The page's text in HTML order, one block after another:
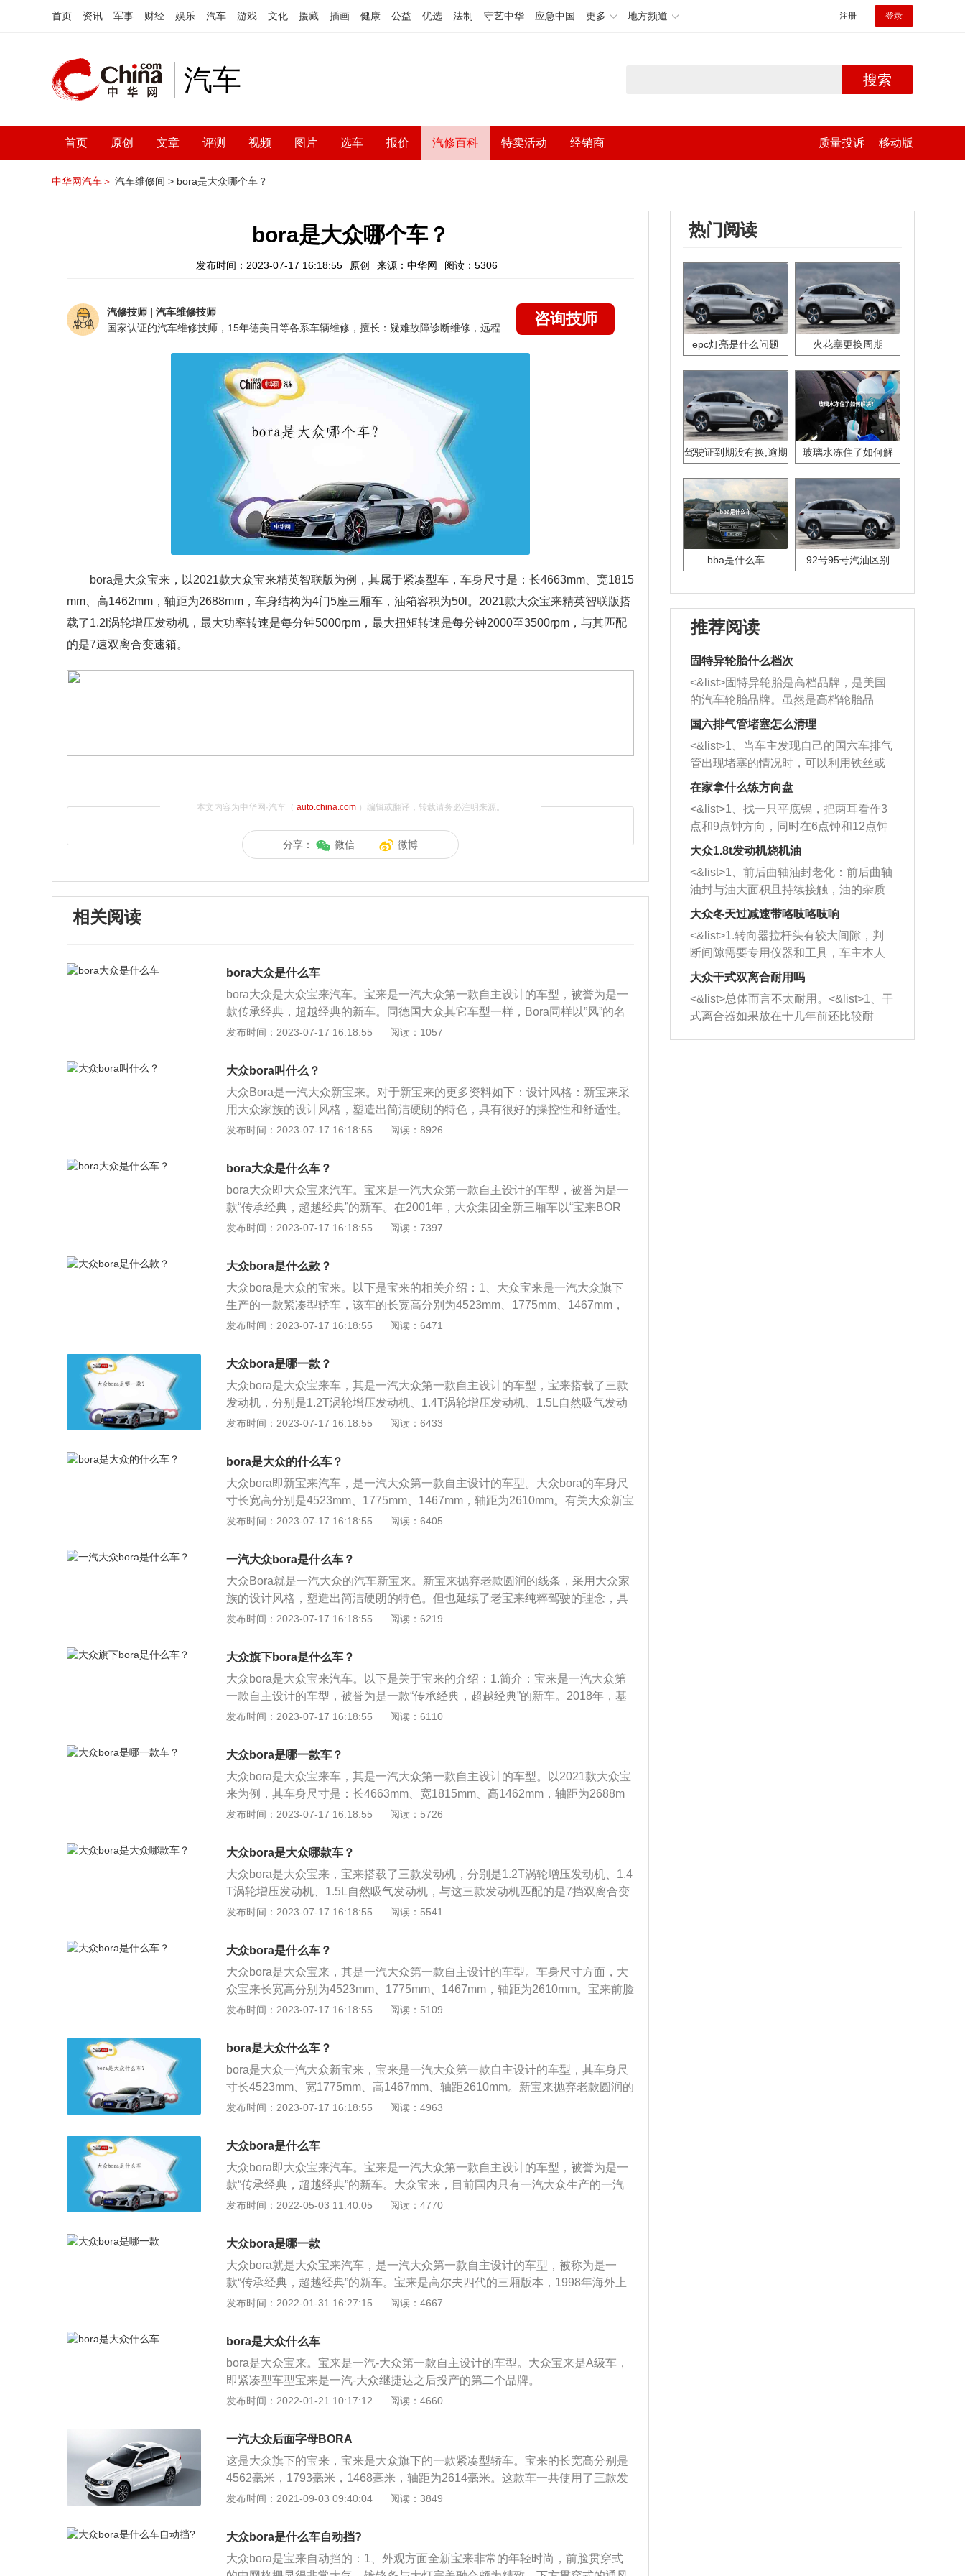
首页 资讯 军事 财经 娱乐 汽车 游戏 文化 援藏 插画 健康 公益 优选 法制 守艺中华 应急中国 更多 地方频道 注册 登录
汽车 搜索
首页 原创 文章 评测 视频 图片 选车 报价 汽修百科 特卖活动 经销商 质量投诉 移动版
中华网汽车＞ 汽车维修间 > bora是大众哪个车？
bora是大众哪个车？
发布时间：2023-07-17 16:18:55 原创 来源：中华网 阅读：5306
汽修技师 | 汽车维修技师
咨询技师
bora是大众宝来，以2021款大众宝来精英智联版为例，其属于紧凑型车，车身尺寸是：长4663mm、宽1815
mm、高1462mm，轴距为2688mm，车身结构为4门5座三厢车，油箱容积为50l。2021款大众宝来精英智联版搭
载了1.2l涡轮增压发动机，最大功率转速是每分钟5000rpm，最大扭矩转速是每分钟2000至3500rpm，与其匹配
的是7速双离合变速箱。
本文内容为中华网·汽车（ auto.china.com）编辑或翻译，转载请务必注明来源。
分享： 微信 微博
相关阅读
bora大众是什么车
bora大众是大众宝来汽车。宝来是一汽大众第一款自主设计的车型，被誉为是一
款传承经典，超越经典的新车。同德国大众其它车型一样，Bora同样以”风”的名
字命名，它是亚得里亚海清新的海风。在中国，一汽-大众赋予它一个具有民族文
与国际同步的产品，是现代轿车性能和品质的领导者。自上市以来，宝来凭借其
沉稳大方的外形、卓越的安全和舒适性能、优异的德国制造品质，深受当今社会
中坚者的喜爱。结实饱满、简洁时尚的楔形造型，强劲的动力装备，充分满足驾
御的快感；长轴距、全尺寸紧凑车身，体现丰富内涵；完美精心的操空系统设
计，让驾驭乐趣随心所欲轻松支配；卓越品质与完备、先进的安全保障，更让激
市销售：1、与老款宝来区别与普通版相比，宝来运动版采用了常见于运动车型
上的蜂窝状进气格栅，车头下方的雾灯改为三横条式格栅。同时，其还增加了LE
D尾灯，并换装了17英寸熏黑式运动轮毂。2、内饰改进在内饰上，宝来运动版采
盘。3、动力改进动力方面，宝来运动版搭载1.4T发动机，与之搭配的是7速DSG
发布时间：2023-07-17 16:18:55 阅读：1057
大众bora叫什么？
大众Bora是一汽大众新宝来。对于新宝来的更多资料如下：设计风格：新宝来采
用大众家族的设计风格，塑造出简洁硬朗的特色，具有很好的操控性和舒适性。
采用MQB平台后，更大的车身尺寸让新车看起来更舒展大气。重新设计的灯组造
营造出扁平的视觉效果。车身参数：车身长宽高为4663/1815/1462mm，轴距为2
688mm。新宝来的高配车型搭载大众EA211-1.4T高功率发动机，最大功率为110
kW，峰值扭矩为250N-m。匹配7挡双离合变速箱。此外1.5L自然吸气发动机将会
继续沿用，匹配5MT/6AT变速箱。
发布时间：2023-07-17 16:18:55 阅读：8926
bora大众是什么车？
bora大众即大众宝来汽车。宝来是一汽大众第一款自主设计的车型，被誉为是一
款“传承经典，超越经典”的新车。在2001年，大众集团全新三厢车以“宝来BOR
A”为名正式登陆中国，凭借动感造型和领先技术，建立了“驾驶者之车”的良好声
条硬朗，外饰简洁，带有显眼的前后及侧向防擦条，轮拱较大。前后悬长度协
调，高度亦相似，严格遵守经典SEDAN造型的设计传统，整体观感中规中矩，
稍显保守，但细看亦凸显结实、厚重的德国特色。2、宝来（Bora）的内饰：宝
来内饰的风格简约而实用，1.8T等高配版本的内装水平较高，ASR、行车电脑、
电热倒车后视镜、自动防眩目后视镜、电热座椅、感应雨刮、电子调节大灯高低
发布时间：2023-07-17 16:18:55 阅读：7397
大众bora是什么款？
大众bora是大众的宝来。以下是宝来的相关介绍：1、大众宝来是一汽大众旗下
生产的一款紧凑型轿车，该车的长宽高分别为4523mm、1775mm、1467mm，
轴距为2610mm。2、大众宝来是1.5升自然吸气发动机和1.4升涡轮增压发动机，
发动机最大功率为110kw，最大扭矩为250nm。
发布时间：2023-07-17 16:18:55 阅读：6471
大众bora是哪一款？
大众bora是大众宝来车，其是一汽大众第一款自主设计的车型，宝来搭载了三款
发动机，分别是1.2T涡轮增压发动机、1.4T涡轮增压发动机、1.5L自然吸气发动
机。车身尺寸方面：大众宝来的长宽高分别为4663mm、1815mm、1462mm，
车。悬架方面：大众宝来的驱动方式为前置前驱，前悬架类型为麦弗逊式独立悬
架，后悬架类型为扭力梁式非独立悬架，车体结构为承载式。动力方面：新宝来
采用了1.5L发动机以及1.4T发动机，可以输出113马力和150马力，不同版本分别
搭载了手动变速器、半自动变速器和双离合变速器。
发布时间：2023-07-17 16:18:55 阅读：6433
bora是大众的什么车？
大众bora即新宝来汽车，是一汽大众第一款自主设计的车型。大众bora的车身尺
寸长宽高分别是4523mm、1775mm、1467mm，轴距为2610mm。有关大众新宝
来的资料如下：1、外观上：新宝来抛弃老款圆润的线条，采用大众家族的设计
动机，可以输出116马力和150马力。不同版本分别搭载了手动变速器、半自动变
速器和双离合变速器。
发布时间：2023-07-17 16:18:55 阅读：6405
一汽大众bora是什么车？
大众Bora就是一汽大众的汽车新宝来。新宝来抛弃老款圆润的线条，采用大众家
族的设计风格，塑造出简洁硬朗的特色。但也延续了老宝来纯粹驾驶的理念，具
有很好的操控性和舒适性。有关新宝来的资料如下：1、新宝来采用了1.5L发动机
器、半自动变速器和双离合变速器。2、配置方面：中高配版本上都有许多实用
配置，如胎压监测系统、定速巡航系统、前后驻车雷达、LED大灯等。
发布时间：2023-07-17 16:18:55 阅读：6219
大众旗下bora是什么车？
大众bora是大众宝来汽车。以下是关于宝来的介绍：1.简介：宝来是一汽大众第
一款自主设计的车型，被誉为是一款“传承经典，超越经典”的新车。2018年，基
于中国消费者最新需求、专为中国市场开发的全新一代宝来焕然新生，新车采用
机，提供1.5L和1.4TSI两种动力选择，并匹配5速手动、6速Tiptronic手自一体以
及7速DSG双离合自动变速器。
发布时间：2023-07-17 16:18:55 阅读：6110
大众bora是哪一款车？
大众bora是大众宝来车，其是一汽大众第一款自主设计的车型。以2021款大众宝
来为例，其车身尺寸是：长4663mm、宽1815mm、高1462mm，轴距为2688m
m，油箱容积为50l。2021款大众宝来前悬架是麦弗逊式独立悬架，后悬架是扭力
83kw，最大扭矩是145nm，与其匹配的是6挡手自动一体变速箱。
发布时间：2023-07-17 16:18:55 阅读：5726
大众bora是大众哪款车？
大众bora是大众宝来，宝来搭载了三款发动机，分别是1.2T涡轮增压发动机、1.4
T涡轮增压发动机、1.5L自然吸气发动机，与这三款发动机匹配的是7挡双离合变
速箱和5挡手动变速箱。大众宝来的车身尺寸长宽高分别是4663毫米、1815毫
为麦弗逊式独立悬挂，后悬挂类型为扭力梁式非独立悬挂，车体结构为承载式。
发布时间：2023-07-17 16:18:55 阅读：5541
大众bora是什么车？
大众bora是大众宝来，其是一汽大众第一款自主设计的车型。车身尺寸方面，大
众宝来长宽高分别为4523mm、1775mm、1467mm，轴距为2610mm。宝来前脸
设计运用大众汽车的设计语言，将贯通式线条融入前脸设计，用硬朗精准的线条
车身侧线，配合更加前卫的设计，带来极高的识别度。宝来的车身腰线从前车门
开始，上扬延伸，一直到尾部，勾画出尾箱盖的外沿。
发布时间：2023-07-17 16:18:55 阅读：5109
bora是大众什么车？
bora是大众一汽大众新宝来，宝来是一汽大众第一款自主设计的车型，其车身尺
寸长4523mm、宽1775mm、高1467mm、轴距2610mm。新宝来抛弃老款圆润的
线条，采用大众家族的设计风格，塑造出简洁硬朗的特色，也延续了老宝来纯粹
动机，最大功率为110kw，峰值扭矩为250nm，匹配的是7挡双离合变速箱。
发布时间：2023-07-17 16:18:55 阅读：4963
大众bora是什么车
大众bora即大众宝来汽车。宝来是一汽大众第一款自主设计的车型，被誉为是一
款“传承经典，超越经典”的新车。大众宝来，目前国内只有一汽大众生产的一汽
大众宝来，貌似有2款动力配备可选，一款是1.4TSI涡轮增压发动机，如果你想追
动机的宝来仅仅说够用，也就是说日常家用够了，后期维护费用1.4T稍微比1.6的
高那么一点点，油耗其实差不多市内7~8个油。宝来更适合家用，空间充足配置
丰富品质超群，车身外型更符合国人的审美。
发布时间：2022-05-03 11:40:05 阅读：4770
大众bora是哪一款
大众bora就是大众宝来汽车，是一汽大众第一款自主设计的车型，被称为是一
款“传承经典，超越经典”的新车。宝来是高尔夫四代的三厢版本，1998年海外上
市，2001年，一汽大众全新三厢型车以“宝来BORA”为名正式登陆中国市场。自
深受消费者的喜爱。最新2020款大众宝来在2019年9月上市，官方指导价位9.88-
15.60万元，是一款价格不高但结实耐用的紧凑型轿车。新车搭载了1.4T和1.5L两
款动力选择，1.4T最大功率为110kW，最大扭矩为250N·m，匹配双离合变速
器，1.5L最大功率为83kW，最大扭矩为143N·m，匹配6速手自一体变速器。
发布时间：2022-01-31 16:27:15 阅读：4667
bora是大众什么车
bora是大众宝来。宝来是一汽-大众第一款自主设计的车型。大众宝来是A级车，
即紧凑型车型宝来是一汽-大众继捷达之后投产的第二个品牌。
发布时间：2022-01-21 10:17:12 阅读：4660
一汽大众后面字母BORA
这是大众旗下的宝来，宝来是大众旗下的一款紧凑型轿车。宝来的长宽高分别是
4562毫米，1793毫米，1468毫米，轴距为2614毫米。这款车一共使用了三款发
动机，分别是1.5升自然吸气发动机，1.2升涡轮增压发动机，1.4升涡轮增压发动
大扭矩为145牛米，最大扭矩转速为4000转每分钟。这款发动机搭载了多点电喷
技术，并且使用了铝合金缸盖缸体。1.2升涡轮增压发动机最大功率为85kw，最
大功率转速为5000转每分钟，最大扭矩为200牛米，最大扭矩转速为2000到3500
发布时间：2021-09-03 09:40:04 阅读：3849
大众bora是什么车自动挡?
大众bora是宝来自动挡的：1、外观方面全新宝来非常的年轻时尚，前脸贯穿式
热门阅读
epc灯亮是什么问题 火花塞更换周期
驾驶证到期没有换,逾期
玻璃水冻住了如何解
bba是什么车 92号95号汽油区别
推荐阅读
固特异轮胎什么档次
<&list>固特异轮胎是高档品牌，是美国
的汽车轮胎品牌。虽然是高档轮胎品
牌，但是中高低端的轮胎都有生产，这
也是为了更好的开拓市场。
国六排气管堵塞怎么清理
<&list>1、当车主发现自己的国六车排气
管出现堵塞的情况时，可以利用铁丝或
者是细棍，直接将杂物给取出来，如果
堵塞情况比较严重，也可以采取应急措
施。 <&list>2、直接利用木棍将所有的
杂物推到排气管里面的位置处，然后将
三元催化器拆解开，就可以将堵塞的东
西取出来。但如果是因为积碳过多引起
的堵塞，就需要将三元催化器泡在草酸
洗剂对堵塞的情况得到解决，将清洗剂
放在燃油箱中，与燃油混合后，车辆启
动时，就可以和汽油一起进入到燃烧
室，最后形成废气排出，就可以让三元
催化器得到清洗，排气管堵塞的情况就
能够得到解决。
在家拿什么练方向盘
<&list>1、找一只平底锅，把两耳看作3
点和9点钟方向，同时在6点钟和12点钟
方向做一个标记。 <&list>2、双手握住
一圈半的练习，往右同样也要打相同的
圈数。 <&list>3、最后强调要反复练
习，这样就可以形成肌肉记忆，在真实
驾驶车辆时，不需要记忆也能打好方
向。
大众1.8t发动机烧机油
<&list>1、前后曲轴油封老化：前后曲轴
油封与油大面积且持续接触，油的杂质
和发动机内持续温度变化使其密封效果
逐渐减弱，导致渗油或漏油。<&list>2、
活塞间隙过大：积碳会使活塞环与缸体
的间隙扩大，导致机油流入燃烧室中，
造成烧机油。<&list>3、机油粘度。使用
机油粘度过小的话，同样会有烧机油现
象，机油粘度过小具有很好的流动性，
大众冬天过减速带咯吱咯吱响
<&list>1.转向器拉杆头有较大间隙，判
断间隙需要专用仪器和工具，车主本人
无法制作，需要将车辆送到修理厂或4s
店；<&list>2.车辆半轴套管防尘罩破
裂，破裂后会出现漏油现象，使半轴磨
损严重，磨损的半轴容易损坏，产生异
响；<&list>3.稳定器的转向胶套和球头
大众干式双离合耐用吗
<&list>总体而言不太耐用。<&list>1、干
式离合器如果放在十几年前还比较耐